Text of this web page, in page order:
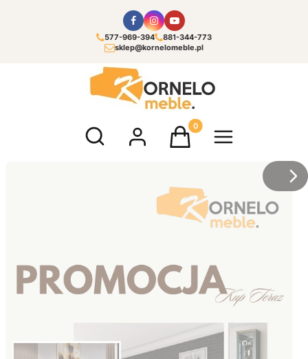
577-969-394
881-344-773
sklep@kornelomeble.pl
Otwórz wyszukiwarkęProdukty w koszyku: 0.